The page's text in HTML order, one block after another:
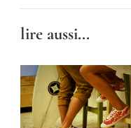
lire aussi...